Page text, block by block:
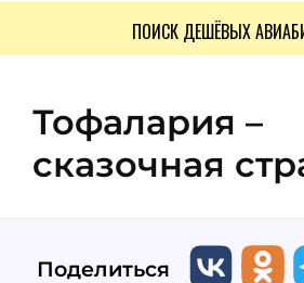
ПОИСК ДЕШЁВЫХ
Тофалария –
сказочная
Поделиться